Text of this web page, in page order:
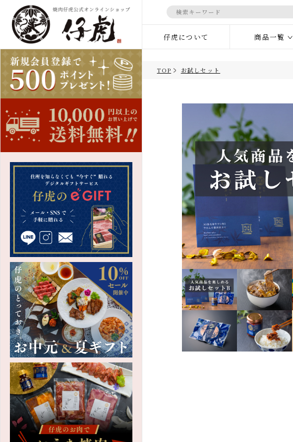
仔虎について 商品一覧
すべての商品
すべての商品 ギフト・詰合せ
米沢牛しゃぶしゃぶ肉
冷麺
和牛カレー・シチュー
デザート
法人向け商品
マイページ
商品一覧
お試しセット
米沢牛
しゃぶしゃぶ肉
たれ・調味料
キムチ・漬物
和牛カレー・シチュー
ご飯のお供・
瓶おかず
商品券・お食事券
法人向け商品
TOP お試しセット